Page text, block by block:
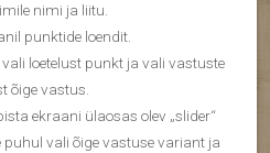
nimi ja liitu.
punktide loendit.
loetelust punkt ja vali vastuste
õige vastus.
ekraani ülaosas olev „slider“
vali õige vastuse variant ja